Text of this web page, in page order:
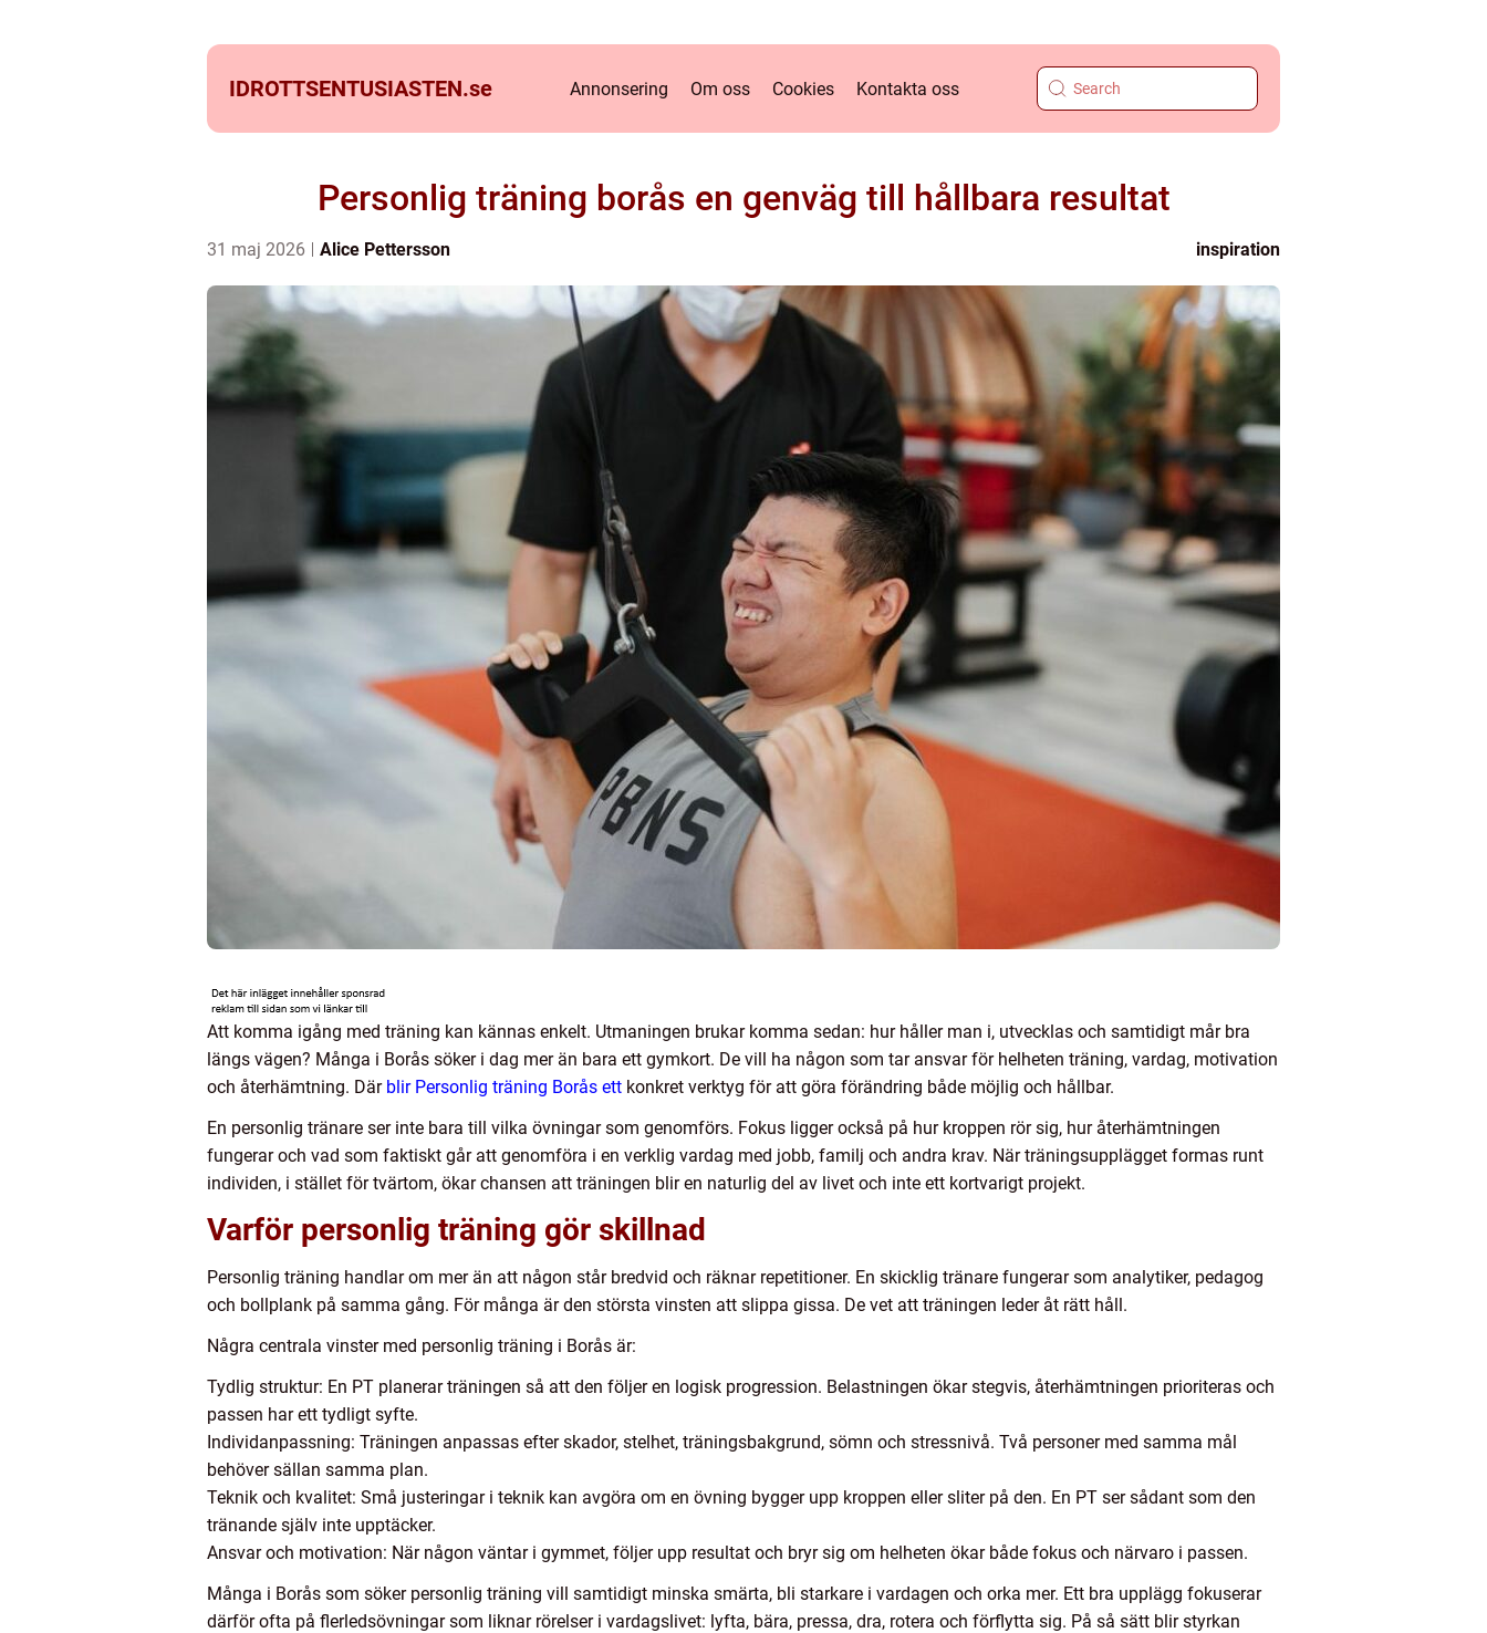
IDROTTSENTUSIASTEN.se Annonsering Om oss Cookies Kontakta oss
Personlig träning borås en genväg till hållbara resultat
31 maj 2026 Alice Pettersson inspiration
Att komma igång med träning kan kännas enkelt. Utmaningen brukar komma sedan: hur håller man i, utvecklas och samtidigt mår bra
längs vägen? Många i Borås söker i dag mer än bara ett gymkort. De vill ha någon som tar ansvar för helheten träning, vardag, motivation
och återhämtning. Där blir Personlig träning Borås ett konkret verktyg för att göra förändring både möjlig och hållbar.
En personlig tränare ser inte bara till vilka övningar som genomförs. Fokus ligger också på hur kroppen rör sig, hur återhämtningen
fungerar och vad som faktiskt går att genomföra i en verklig vardag med jobb, familj och andra krav. När träningsupplägget formas runt
individen, i stället för tvärtom, ökar chansen att träningen blir en naturlig del av livet och inte ett kortvarigt projekt.
Varför personlig träning gör skillnad
Personlig träning handlar om mer än att någon står bredvid och räknar repetitioner. En skicklig tränare fungerar som analytiker, pedagog
och bollplank på samma gång. För många är den största vinsten att slippa gissa. De vet att träningen leder åt rätt håll.
Några centrala vinster med personlig träning i Borås är:
Tydlig struktur: En PT planerar träningen så att den följer en logisk progression. Belastningen ökar stegvis, återhämtningen prioriteras och
passen har ett tydligt syfte.
Individanpassning: Träningen anpassas efter skador, stelhet, träningsbakgrund, sömn och stressnivå. Två personer med samma mål
behöver sällan samma plan.
Teknik och kvalitet: Små justeringar i teknik kan avgöra om en övning bygger upp kroppen eller sliter på den. En PT ser sådant som den
tränande själv inte upptäcker.
Ansvar och motivation: När någon väntar i gymmet, följer upp resultat och bryr sig om helheten ökar både fokus och närvaro i passen.
Många i Borås som söker personlig träning vill samtidigt minska smärta, bli starkare i vardagen och orka mer. Ett bra upplägg fokuserar
därför ofta på flerledsövningar som liknar rörelser i vardagslivet: lyfta, bära, pressa, dra, rotera och förflytta sig. På så sätt blir styrkan